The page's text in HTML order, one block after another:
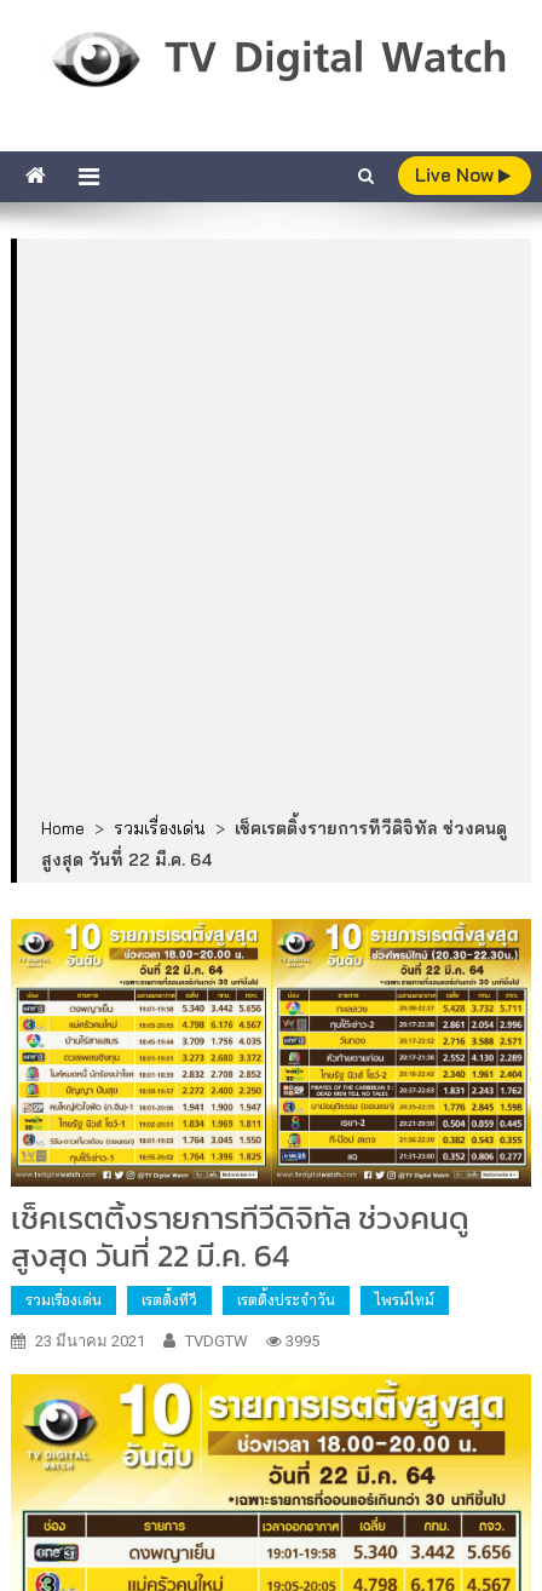
Live Now
Home > รวมเรื่องเด่น > เช็คเรตติ้งรายการทีวีดิจิทัล ช่วงคนดู
สูงสุด วันที่ 22 มี.ค. 64
เช็คเรตติ้งรายการทีวีดิจิทัล ช่วงคนดู
สูงสุด วันที่ 22 มี.ค. 64
รวมเรื่องเด่น เรตติ้งทีวี เรตติ้งประจำวัน ไพรม์ไทม์
23 มีนาคม 2021 TVDGTW 3995